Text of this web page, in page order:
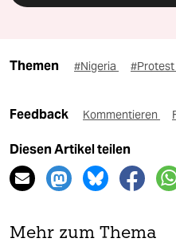
Themen #Nigeria #Protest
Feedback Kommentieren
Diesen Artikel teilen
Mehr zum Thema